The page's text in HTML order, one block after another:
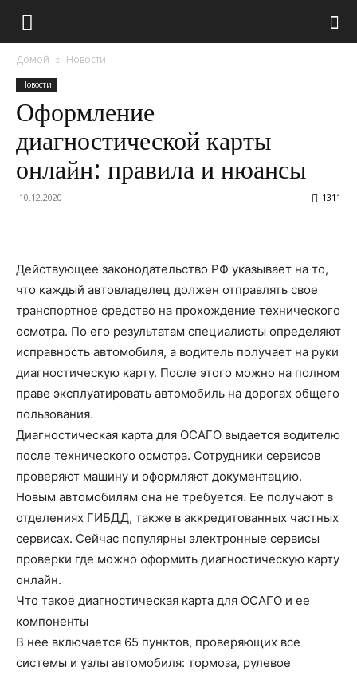
Домой Новости
Новости
Оформление
диагностической карты
онлайн: правила и нюансы
10.12.2020 1311
Действующее законодательство РФ указывает на то,
что каждый автовладелец должен отправлять свое
транспортное средство на прохождение технического
осмотра. По его результатам специалисты определяют
исправность автомобиля, а водитель получает на руки
диагностическую карту. После этого можно на полном
праве эксплуатировать автомобиль на дорогах общего
пользования.
Диагностическая карта для ОСАГО выдается водителю
после технического осмотра. Сотрудники сервисов
проверяют машину и оформляют документацию.
Новым автомобилям она не требуется. Ее получают в
отделениях ГИБДД, также в аккредитованных частных
сервисах. Сейчас популярны электронные сервисы
проверки где можно оформить диагностическую карту
онлайн.
Что такое диагностическая карта для ОСАГО и ее
компоненты
В нее включается 65 пунктов, проверяющих все
системы и узлы автомобиля: тормоза, рулевое